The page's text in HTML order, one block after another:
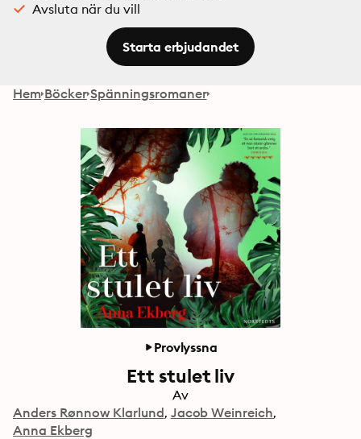
Avsluta när du vill
Starta erbjudandet
Hem Böcker Spänningsromaner
Provlyssna
Ett stulet liv
Av
Anders Rønnow Klarlund Jacob Weinreich
Anna Ekberg